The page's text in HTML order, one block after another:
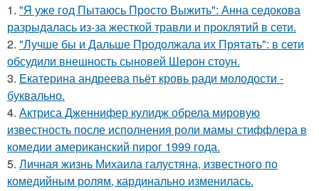
1. "Я уже год Пытаюсь Просто Выжить": Анна седокова
разрыдалась из-за жесткой травли и проклятий в сети.
2. "Лучше бы и Дальше Продолжала их Прятать": в сети
обсудили внешность сыновей Шерон стоун.
3. Екатерина андреева пьёт кровь ради молодости -
буквально.
4. Актриса Дженнифер кулидж обрела мировую
известность после исполнения роли мамы стиффлера в
комедии американский пирог 1999 года.
5. Личная жизнь Михаила галустяна, известного по
комедийным ролям, кардинально изменилась.